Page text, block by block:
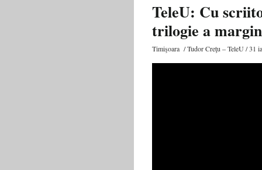
TeleU: Cu
trilogie a
Timişoara / Tudor Creţu – TeleU / 31